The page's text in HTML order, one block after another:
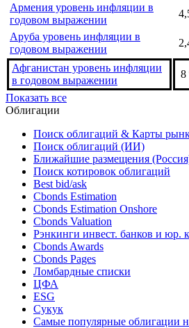
Армения уровень инфляции в
годовом выражении
Аруба уровень инфляции в
годовом выражении
Афганистан уровень инфляции
в годовом выражении
8
Показать все
Облигации
Поиск облигаций & Карты
Поиск облигаций (ИИ)
Ближайшие размещения
Поиск котировок облигаций
Best bid/ask
Cbonds Estimation
Cbonds Estimation Onshore
Cbonds Valuation
Рэнкинги инвест. банков и юр.
Cbonds Awards
Cbonds Pages
Ломбардные списки
ЦФА
ESG
Сукук
Самые популярные облигации